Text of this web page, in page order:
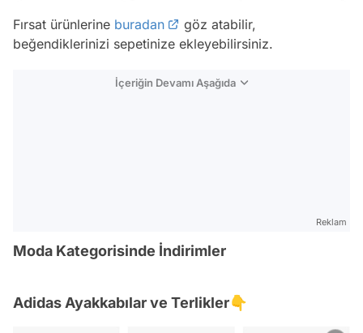
Fırsat ürünlerine buradan
göz atabilir,
beğendiklerinizi sepetinize ekleyebilirsiniz.
İçeriğin Devamı Aşağıda
Reklam
Moda Kategorisinde İndirimler
Adidas Ayakkabılar ve Terlikler👇